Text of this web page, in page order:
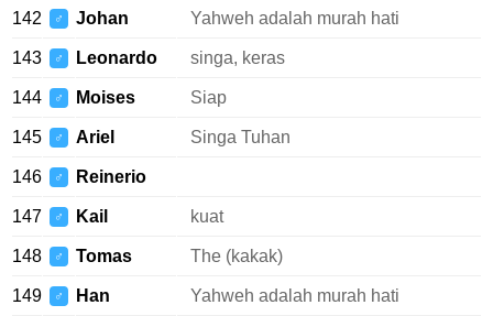
142 ♂ Johan Yahweh adalah murah hati
143 ♂ Leonardo singa, keras
144 ♂ Moises Siap
145 ♂ Ariel Singa Tuhan
146 ♂ Reinerio
147 ♂ Kail kuat
148 ♂ Tomas The (kakak)
149 ♂ Han Yahweh adalah murah hati